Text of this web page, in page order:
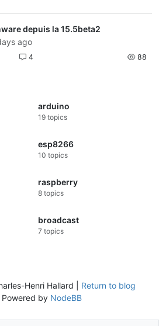
depuis la 15.5beta2
ago
4 88
arduino
19 topics
esp8266
10 topics
raspberry
8 topics
broadcast
7 topics
Henri Hallard | Return to blog
Powered by NodeBB